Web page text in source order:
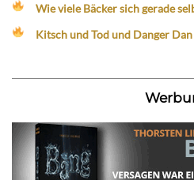
Wie viele Bäcker sich gerade
Kitsch und Tod und Danger Dan